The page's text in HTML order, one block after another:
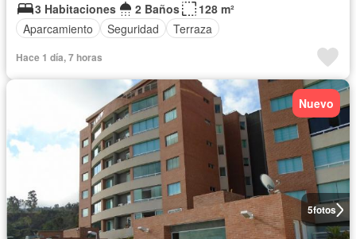
3 Habitaciones
2 Baños
128 m²
Aparcamiento
Seguridad Terraza
Hace 1 día, 7 horas
5fotos
Nuevo